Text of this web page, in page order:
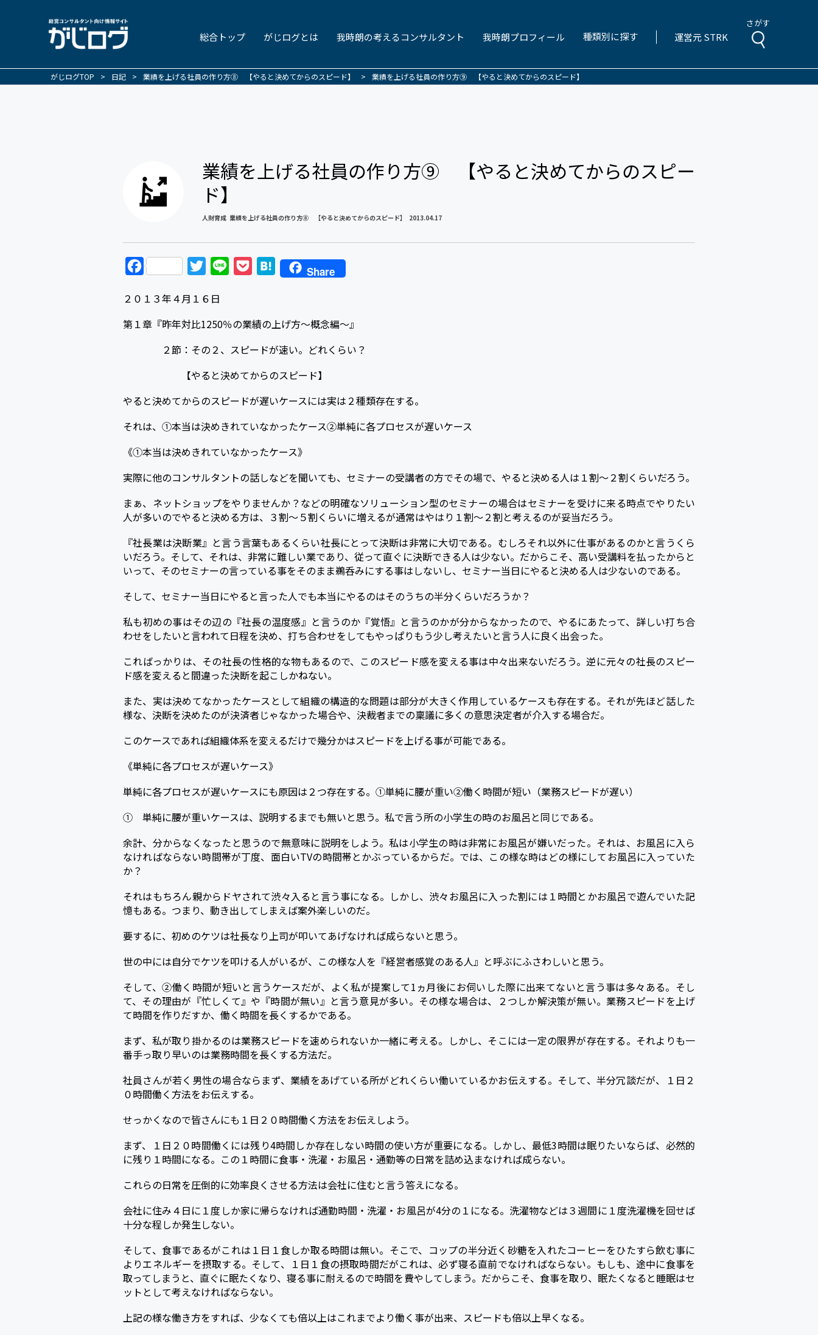
総合トップ がじログとは 我時朗の考えるコンサルタント 我時朗プロフィール 種類別に探す 運営元 STRK
さがす
がじログTOP > 日記 > 業績を上げる社員の作り方⑧ 【やると決めてからのスピード】 > 業績を上げる社員の作り方⑨ 【やると決めてからのスピード】
業績を上げる社員の作り方⑨ 【やると決めてからのスピー
ド】
人財育成 業績を上げる社員の作り方⑧ 【やると決めてからのスピード】 2013.04.17
F
c
e
k
i
t
e
r
e
k
H
e
a
Share
２０１３年４月１６日
第１章『昨年対比1250％の業績の上げ方～概念編～』
２節：その２、スピードが速い。どれくらい？
【やると決めてからのスピード】
やると決めてからのスピードが遅いケースには実は２種類存在する。
それは、①本当は決めきれていなかったケース②単純に各プロセスが遅いケース
《①本当は決めきれていなかったケース》
実際に他のコンサルタントの話しなどを聞いても、セミナーの受講者の方でその場で、やると決める人は１割～２割くらいだろう。
まぁ、ネットショップをやりませんか？などの明確なソリューション型のセミナーの場合はセミナーを受けに来る時点でやりたい
人が多いのでやると決める方は、３割～５割くらいに増えるが通常はやはり１割～２割と考えるのが妥当だろう。
『社長業は決断業』と言う言葉もあるくらい社長にとって決断は非常に大切である。むしろそれ以外に仕事があるのかと言うくら
いだろう。そして、それは、非常に難しい業であり、従って直ぐに決断できる人は少ない。だからこそ、高い受講料を払ったからと
いって、そのセミナーの言っている事をそのまま鵜呑みにする事はしないし、セミナー当日にやると決める人は少ないのである。
そして、セミナー当日にやると言った人でも本当にやるのはそのうちの半分くらいだろうか？
私も初めの事はその辺の『社長の温度感』と言うのか『覚悟』と言うのかが分からなかったので、やるにあたって、詳しい打ち合
わせをしたいと言われて日程を決め、打ち合わせをしてもやっぱりもう少し考えたいと言う人に良く出会った。
こればっかりは、その社長の性格的な物もあるので、このスピード感を変える事は中々出来ないだろう。逆に元々の社長のスピー
ド感を変えると間違った決断を起こしかねない。
また、実は決めてなかったケースとして組織の構造的な問題は部分が大きく作用しているケースも存在する。それが先ほど話した
様な、決断を決めたのが決済者じゃなかった場合や、決裁者までの稟議に多くの意思決定者が介入する場合だ。
このケースであれば組織体系を変えるだけで幾分かはスピードを上げる事が可能である。
《単純に各プロセスが遅いケース》
単純に各プロセスが遅いケースにも原因は２つ存在する。①単純に腰が重い②働く時間が短い（業務スピードが遅い）
① 単純に腰が重いケースは、説明するまでも無いと思う。私で言う所の小学生の時のお風呂と同じである。
余計、分からなくなったと思うので無意味に説明をしよう。私は小学生の時は非常にお風呂が嫌いだった。それは、お風呂に入ら
なければならない時間帯が丁度、面白いTVの時間帯とかぶっているからだ。では、この様な時はどの様にしてお風呂に入っていた
か？
それはもちろん親からドヤされて渋々入ると言う事になる。しかし、渋々お風呂に入った割には１時間とかお風呂で遊んでいた記
憶もある。つまり、動き出してしまえば案外楽しいのだ。
要するに、初めのケツは社長なり上司が叩いてあげなければ成らないと思う。
世の中には自分でケツを叩ける人がいるが、この様な人を『経営者感覚のある人』と呼ぶにふさわしいと思う。
そして、②働く時間が短いと言うケースだが、よく私が提案して1ヵ月後にお伺いした際に出来てないと言う事は多々ある。そし
て、その理由が『忙しくて』や『時間が無い』と言う意見が多い。その様な場合は、２つしか解決策が無い。業務スピードを上げ
て時間を作りだすか、働く時間を長くするかである。
まず、私が取り掛かるのは業務スピードを速められないか一緒に考える。しかし、そこには一定の限界が存在する。それよりも一
番手っ取り早いのは業務時間を長くする方法だ。
社員さんが若く男性の場合ならまず、業績をあげている所がどれくらい働いているかお伝えする。そして、半分冗談だが、１日２
０時間働く方法をお伝えする。
せっかくなので皆さんにも１日２０時間働く方法をお伝えしよう。
まず、１日２０時間働くには残り4時間しか存在しない時間の使い方が重要になる。しかし、最低3時間は眠りたいならば、必然的
に残り１時間になる。この１時間に食事・洗濯・お風呂・通勤等の日常を詰め込まなければ成らない。
これらの日常を圧倒的に効率良くさせる方法は会社に住むと言う答えになる。
会社に住み４日に１度しか家に帰らなければ通勤時間・洗濯・お風呂が4分の１になる。洗濯物などは３週間に１度洗濯機を回せば
十分な程しか発生しない。
そして、食事であるがこれは１日１食しか取る時間は無い。そこで、コップの半分近く砂糖を入れたコーヒーをひたすら飲む事に
よりエネルギーを摂取する。そして、１日１食の摂取時間だがこれは、必ず寝る直前でなければならない。もしも、途中に食事を
取ってしまうと、直ぐに眠たくなり、寝る事に耐えるので時間を費やしてしまう。だからこそ、食事を取り、眠たくなると睡眠はセ
ットとして考えなければならない。
上記の様な働き方をすれば、少なくても倍以上はこれまでより働く事が出来、スピードも倍以上早くなる。